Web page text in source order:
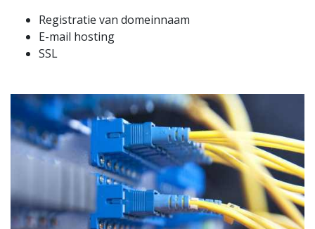
Registratie van domeinnaam
E-mail hosting
SSL